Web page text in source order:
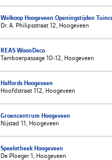
Welkoop Hoogeveen Openingstijden
Dr. A. Philipsstraat 12, Hoogeveen
REAS WoonDeco
Tamboerpassage 10-12, Hoogeveen
Halfords Hoogeveen
Hoofdstraat 112, Hoogeveen
Groencentrum Hoogeveen
Nijstad 11, Hoogeveen
Speelotheek Hoogeveen
De Ploeger 1, Hoogeveen